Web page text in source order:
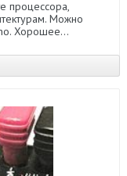
процессора,
Можно
Хорошее...